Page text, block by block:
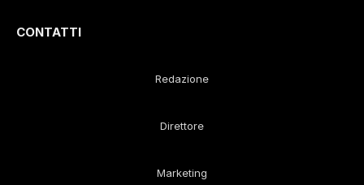
CONTATTI
Redazione
Direttore
Marketing